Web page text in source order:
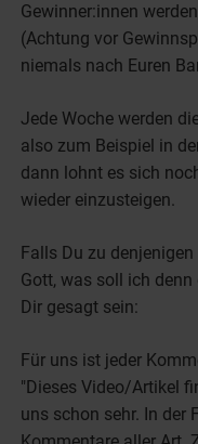
Gewinner:innen
(Achtung vor
niemals nach Euren
Jede Woche werden
also zum Beispiel in
dann lohnt es sich
wieder einzusteigen.
Falls Du zu
Gott, was soll ich
Dir gesagt sein:
Für uns ist jeder
"Dieses Video/Artikel
uns schon sehr. In der